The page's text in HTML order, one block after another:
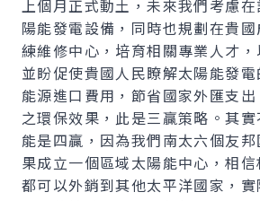
上個月正式動土，未來我們考慮
陽能發電設備，同時也規劃在貴
練維修中心，培育相關專業人才，
並盼促使貴國人民瞭解太陽能發
能源進口費用，節省國家外匯支
之環保效果，此是三贏策略。其
能是四贏，因為我們南太六個友
果成立一個區域太陽能中心，相
都可以外銷到其他太平洋國家，